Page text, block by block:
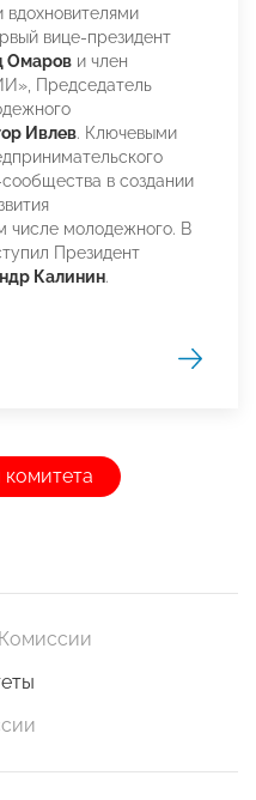
вице-президент
Омаров и член
Председатель
Ивлев. Ключевыми
в создании
числе молодежного. В
Президент
Калинин.